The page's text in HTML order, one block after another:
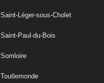
Saint-Léger-sous-Cholet
Saint-Paul-du-Bois
Somloire
Toutlemonde